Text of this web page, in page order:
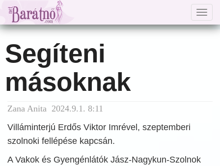
Segíteni
másoknak
Zana Anita 2024.9.1. 8:11
Villáminterjú Erdős Viktor Imrével, szeptemberi
szolnoki fellépése kapcsán.
A Vakok és Gyengénlátók Jász-Nagykun-Szolnok